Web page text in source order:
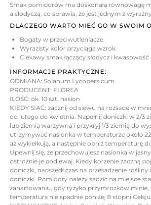
Smak pomidorów ma doskonałą równowagę
a słodyczą, co sprawia, że jest jednym z
DLACZEGO WARTO MIEĆ GO W SWOIM
Bogaty w przeciwutleniacze.
Wyrazisty kolor przyciąga wzrok.
Ciekawy smak łączący słodycz i kwasowość.
INFORMACJE PRAKTYCZNE:
ODMIANA: Solanum Lycopersicum
PRODUCENT: FLOREA
ILOŚĆ: ok. 10 szt. nasion
KIEDY SIAĆ: zacznij od siewu na rozsadę w
od lutego do kwietnia. Napełnij doniczki w 2/3
lub ziemią warzywną i przykryj 1/3 ziemią do
utrzymywać nasionka w temperaturze około
aż wykiełkują, a następnie obniż temperaturę
Upewnij się, że przechowujesz nasionka w
ostrożnie je podlewaj. Kiedy korzenie zaczną
doniczki, nadszedł czas na przesadzenie
doniczki. Pomidory należy sadzić na miejsce
zahartowaniu, gdy ryzyko przymrozków minie,
temperatura nie spadnie poniżej 8 stopni